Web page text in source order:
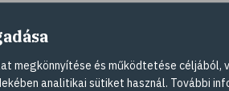
fokozódik a verejtékezés,
a szervezetből. Egy hétig öt
megkönnyítése és működtetése céljából,
analitikai sütiket használ. További